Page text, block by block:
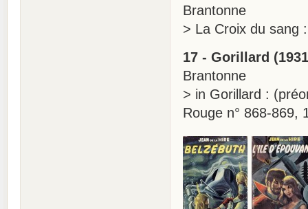
Brantonne
> La Croix du sang
17 - Gorillard
Brantonne
> in Gorillard :
Rouge n° 868-869,